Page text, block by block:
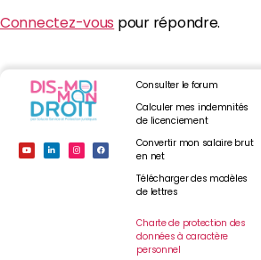
Connectez-vous pour répondre.
Consulter le forum
Calculer mes indemnités
de licenciement
Convertir mon salaire brut
en net
Télécharger des modèles
de lettres
Charte de protection des
données à caractère
personnel